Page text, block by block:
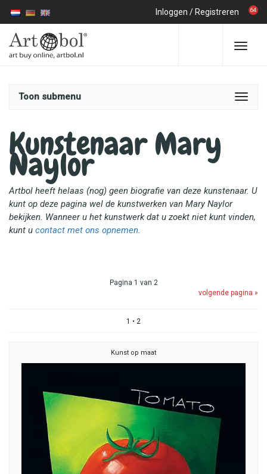
Inloggen / Registreren 64
Toon submenu
Kunstenaar Mary
Naylor
Artbol heeft helaas (nog) geen biografie van deze kunstenaar. U
kunt op deze pagina wel de kunstwerken van Mary Naylor
bekijken. Wanneer u het kunstwerk dat u zoekt niet kunt vinden,
kunt u contact met ons opnemen.
Pagina 1 van 2
volgende pagina »
1 • 2
Kunst op maat